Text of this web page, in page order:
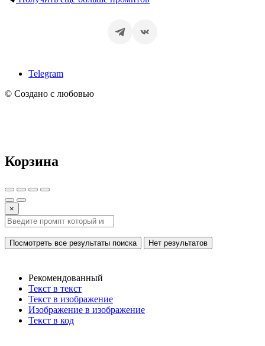
Telegram
© Создано с любовью
Корзина
×
Посмотреть все результаты поиска Нет результатов
Рекомендованный
Текст в текст
Текст в изображение
Изображение в изображение
Текст в код